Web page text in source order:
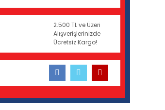
2.500 TL ve Üzeri
Alışverişlerinizde
Ücretsiz Kargo!